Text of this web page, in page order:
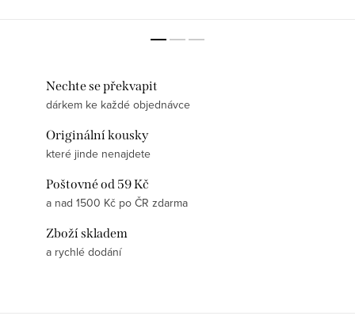
Nechte se překvapit
dárkem ke každé objednávce
Originální kousky
které jinde nenajdete
Poštovné od 59 Kč
a nad 1500 Kč po ČR zdarma
Zboží skladem
a rychlé dodání